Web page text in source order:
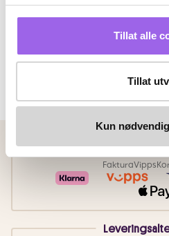
Tillat alle
Tillat
Kun
FakturaVipps